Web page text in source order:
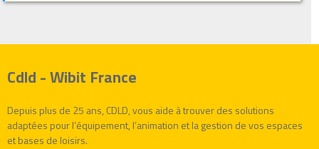
Cdld - Wibit France
Depuis plus de 25 ans, CDLD, vous aide à trouver des solutions
adaptées pour l’équipement, l’animation et la gestion de vos espaces
et bases de loisirs.